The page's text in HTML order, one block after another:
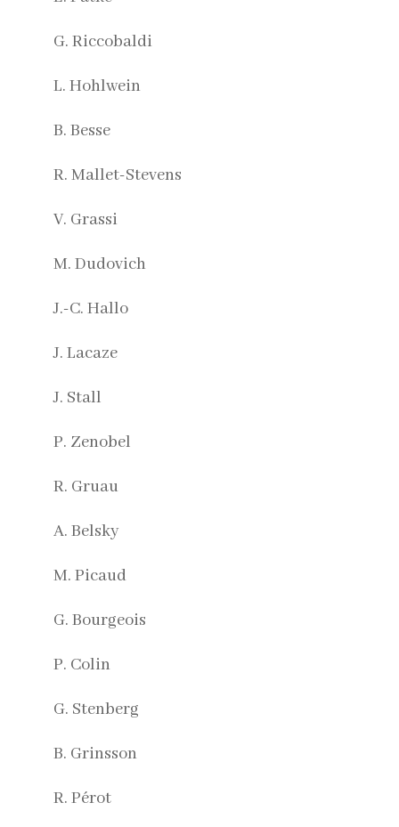
G. Riccobaldi
L. Hohlwein
B. Besse
R. Mallet-Stevens
V. Grassi
M. Dudovich
J.-C. Hallo
J. Lacaze
J. Stall
P. Zenobel
R. Gruau
A. Belsky
M. Picaud
G. Bourgeois
P. Colin
G. Stenberg
B. Grinsson
R. Pérot